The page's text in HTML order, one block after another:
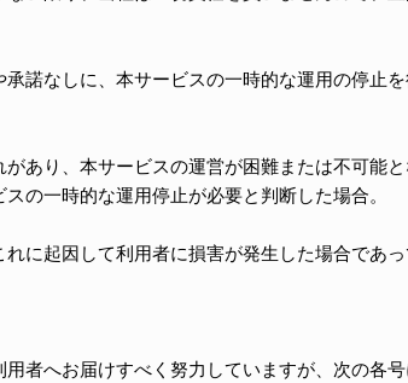
諾なしに、本サービスの一時的な運用の停止を
あり、本サービスの運営が困難または不可能と
の一時的な運用停止が必要と判断した場合。
に起因して利用者に損害が発生した場合であ
者へお届けすべく努力していますが、次の各